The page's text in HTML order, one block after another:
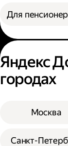
Для
Яндекс
городах
Москва
Санкт-